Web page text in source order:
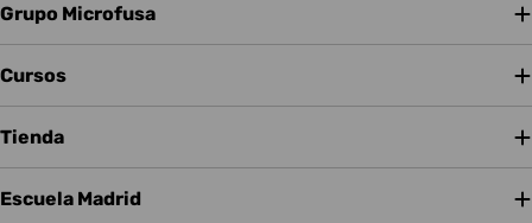
Grupo Microfusa
Cursos
Tienda
Escuela Madrid